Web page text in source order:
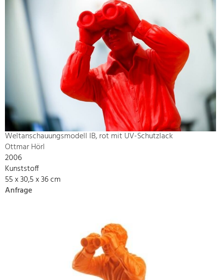
Weltanschauungsmodell IB, rot mit UV-Schutzlack
Ottmar Hörl
2006
Kunststoff
55 x 30,5 x 36 cm
Anfrage